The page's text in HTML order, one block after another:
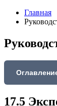
Главная
17.5